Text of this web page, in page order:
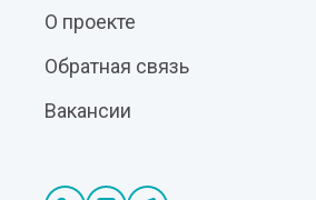
О проекте
Обратная связь
Вакансии